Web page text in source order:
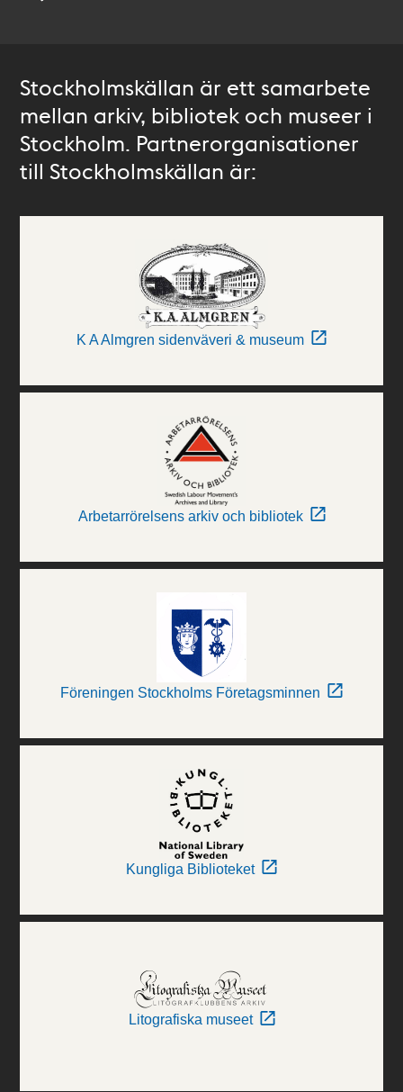
Stockholmskällan är ett samarbete
mellan arkiv, bibliotek och museer i
Stockholm. Partnerorganisationer
till Stockholmskällan är:
K A Almgren sidenväveri & museum
Arbetarrörelsens arkiv och bibliotek
Föreningen Stockholms Företagsminnen
Kungliga Biblioteket
Litografiska museet